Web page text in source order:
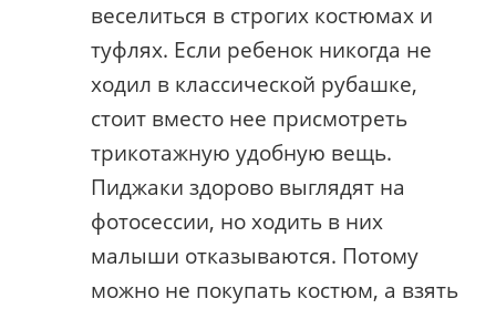
веселиться в строгих костюмах и
туфлях. Если ребенок никогда не
ходил в классической рубашке,
стоит вместо нее присмотреть
трикотажную удобную вещь.
Пиджаки здорово выглядят на
фотосессии, но ходить в них
малыши отказываются. Потому
можно не покупать костюм, а взять